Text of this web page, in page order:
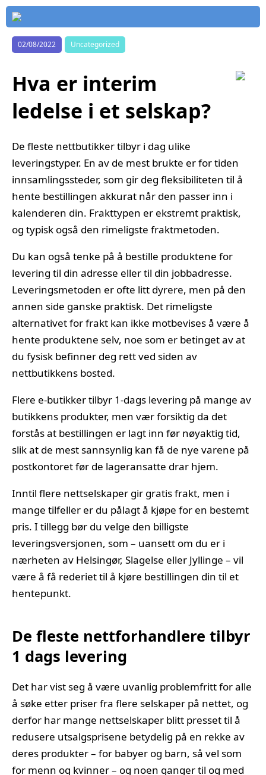
02/08/2022 Uncategorized
Hva er interim
ledelse i et selskap?
De fleste nettbutikker tilbyr i dag ulike
leveringstyper. En av de mest brukte er for tiden
innsamlingssteder, som gir deg fleksibiliteten til å
hente bestillingen akkurat når den passer inn i
kalenderen din. Frakttypen er ekstremt praktisk,
og typisk også den rimeligste fraktmetoden.
Du kan også tenke på å bestille produktene for
levering til din adresse eller til din jobbadresse.
Leveringsmetoden er ofte litt dyrere, men på den
annen side ganske praktisk. Det rimeligste
alternativet for frakt kan ikke motbevises å være å
hente produktene selv, noe som er betinget av at
du fysisk befinner deg rett ved siden av
nettbutikkens bosted.
Flere e-butikker tilbyr 1-dags levering på mange av
butikkens produkter, men vær forsiktig da det
forstås at bestillingen er lagt inn før nøyaktig tid,
slik at de mest sannsynlig kan få de nye varene på
postkontoret før de lageransatte drar hjem.
Inntil flere nettselskaper gir gratis frakt, men i
mange tilfeller er du pålagt å kjøpe for en bestemt
pris. I tillegg bør du velge den billigste
leveringsversjonen, som – uansett om du er i
nærheten av Helsingør, Slagelse eller Jyllinge – vil
være å få rederiet til å kjøre bestillingen din til et
hentepunkt.
De fleste nettforhandlere tilbyr
1 dags levering
Det har vist seg å være uvanlig problemfritt for alle
å søke etter priser fra flere selskaper på nettet, og
derfor har mange nettselskaper blitt presset til å
redusere utsalgsprisene betydelig på en rekke av
deres produkter – for babyer og barn, så vel som
for menn og kvinner – og noen ganger til og med